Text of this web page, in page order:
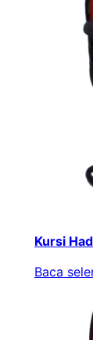
Kursi
Baca